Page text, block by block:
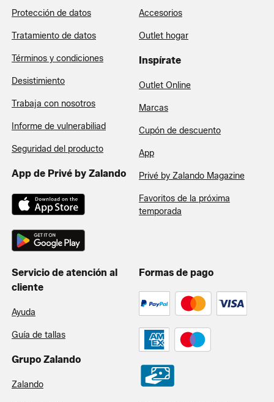
Protección de datos
Tratamiento de datos
Términos y condiciones
Desistimiento
Trabaja con nosotros
Informe de vulnerabiliad
Seguridad del producto
App de Privé by Zalando
Accesorios
Outlet hogar
Inspírate
Outlet Online
Marcas
Cupón de descuento
App
Privé by Zalando Magazine
Favoritos de la próxima
temporada
Servicio de atención al
cliente
Ayuda
Guía de tallas
Grupo Zalando
Zalando
Formas de pago